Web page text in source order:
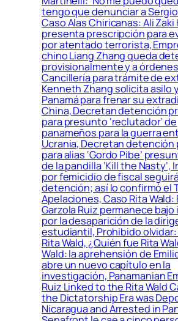
tengo que denunciar a Sergio
Caso Alas Chiricanas: Ali Zaki
presenta prescripción para
por atentado terrorista,
chino Liang Zhang queda
provisionalmente y a
Cancillería para trámite de
Kenneth Zhang solicita asilo
Panamá para frenar su
China, Decretan detención
para presunto ‘reclutador’ de
panameños para la guerra
Ucrania, Decretan detención
para alias ‘Gordo Pibe’
de la pandilla ‘Kill the Nasty’,
por femicidio de fiscal
detención; así lo confirmó el
Apelaciones, Caso Rita Wald:
Garzola Ruiz permanece
por la desaparición de la
estudiantil, Prohibido olvidar:
Rita Wald, ¿Quién fue Rita
Wald: la aprehensión de
abre un nuevo capítulo en la
investigación, Panamanian
Ruiz Linked to the Rita Wald
the Dictatorship Era was
Nicaragua and Arrested in